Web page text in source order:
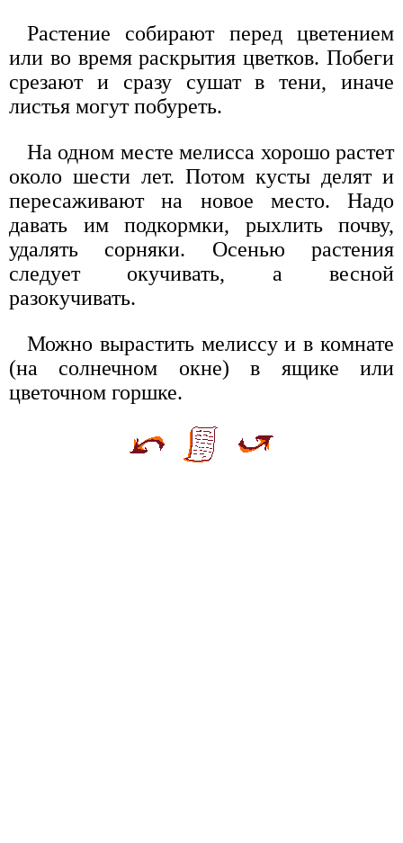
Растение собирают перед цветением
или во время раскрытия цветков. Побеги
срезают и сразу сушат в тени, иначе
листья могут побуреть.
На одном месте мелисса хорошо растет
около шести лет. Потом кусты делят и
пересаживают на новое место. Надо
давать им подкормки, рыхлить почву,
удалять сорняки. Осенью растения
следует окучивать, а весной
разокучивать.
Можно вырастить мелиссу и в комнате
(на солнечном окне) в ящике или
цветочном горшке.